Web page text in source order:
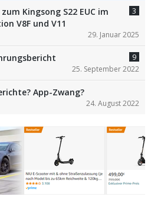
Kingsong S22 EUC im
V8F und V11
3
29. Januar 2025
9
25. September 2022
App-Zwang?
24. August 2022